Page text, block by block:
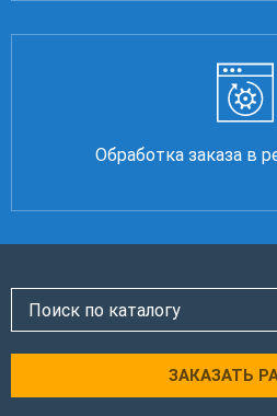
Обработка заказа в
ЗАКАЗАТЬ